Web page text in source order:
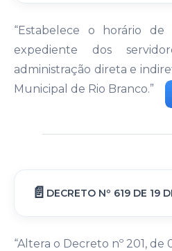
“Estabelece o horário
expediente dos
administração direta e
Municipal de Rio Branco.”
DECRETO Nº 619 DE 19
“Altera o Decreto nº 201, de